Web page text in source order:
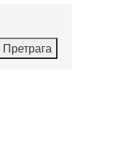
Претрага